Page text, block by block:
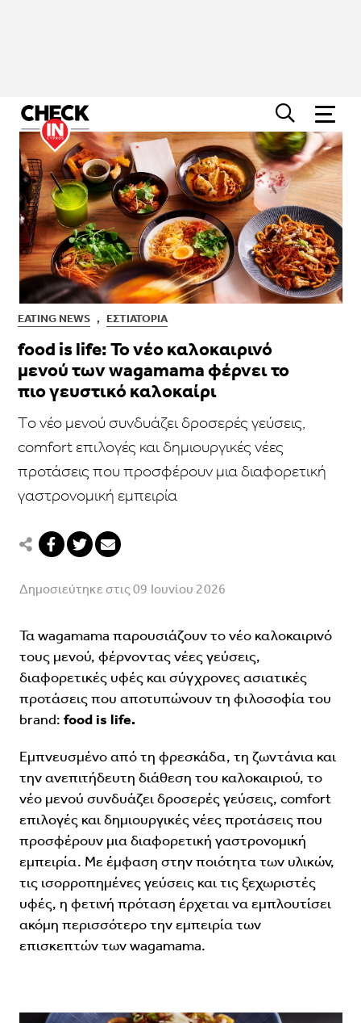
EATING NEWS , ΕΣΤΙΑΤΌΡΙΑ
food is life: Το νέο καλοκαιρινό
μενού των wagamama φέρνει το
πιο γευστικό καλοκαίρι
Tο νέο μενού συνδυάζει δροσερές γεύσεις,
comfort επιλογές και δημιουργικές νέες
προτάσεις που προσφέρουν μια διαφορετική
γαστρονομική εμπειρία
Δημοσιεύτηκε στις 09 Ιουνίου 2026
Τα wagamama παρουσιάζουν το νέο καλοκαιρινό
τους μενού, φέρνοντας νέες γεύσεις,
διαφορετικές υφές και σύγχρονες ασιατικές
προτάσεις που αποτυπώνουν τη φιλοσοφία του
brand: food is life.
Εμπνευσμένο από τη φρεσκάδα, τη ζωντάνια και
την ανεπιτήδευτη διάθεση του καλοκαιριού, το
νέο μενού συνδυάζει δροσερές γεύσεις, comfort
επιλογές και δημιουργικές νέες προτάσεις που
προσφέρουν μια διαφορετική γαστρονομική
εμπειρία. Με έμφαση στην ποιότητα των υλικών,
τις ισορροπημένες γεύσεις και τις ξεχωριστές
υφές, η φετινή πρόταση έρχεται να εμπλουτίσει
ακόμη περισσότερο την εμπειρία των
επισκεπτών των wagamama.